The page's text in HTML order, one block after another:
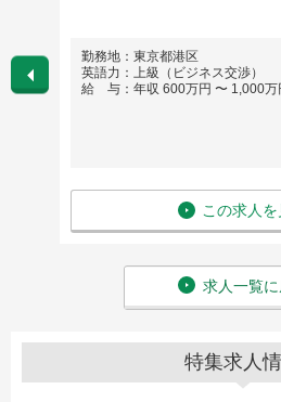
勤務地：東京都港区
英語力：上級（ビジネス交渉）
給 与：年収 600万円 〜 1,000万
この求人を
求人一覧
特集求人